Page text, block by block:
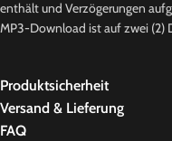
enthält und Verzögerungen
MP3-Download ist auf zwei (2)
Produktsicherheit
Versand & Lieferung
FAQ